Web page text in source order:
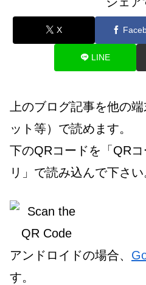
X
LINE
上のブログ記事を他の
ット等）で読めます。
下のQRコードを「QR
リ」で読み込んで下さい
アンドロイドの場合、
す。